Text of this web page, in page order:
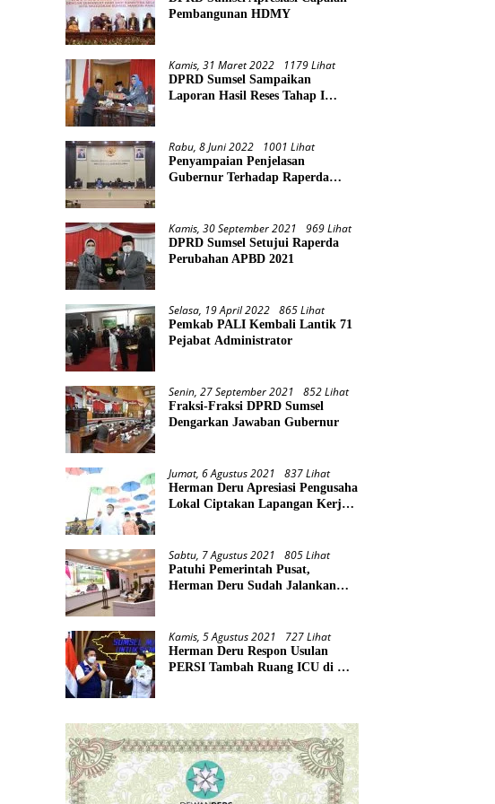
Pembangunan HDMY
Kamis, 31 Maret 2022 1179 Lihat
DPRD Sumsel Sampaikan
Laporan Hasil Reses Tahap I
Rabu, 8 Juni 2022 1001 Lihat
Penyampaian Penjelasan
Gubernur Terhadap Raperda
Kamis, 30 September 2021 969 Lihat
DPRD Sumsel Setujui Raperda
Perubahan APBD 2021
Selasa, 19 April 2022 865 Lihat
Pemkab PALI Kembali Lantik 71
Pejabat Administrator
Senin, 27 September 2021 852 Lihat
Fraksi-Fraksi DPRD Sumsel
Dengarkan Jawaban Gubernur
Jumat, 6 Agustus 2021 837 Lihat
Herman Deru Apresiasi Pengusaha
Lokal Ciptakan Lapangan Kerja
Sabtu, 7 Agustus 2021 805 Lihat
Patuhi Pemerintah Pusat,
Herman Deru Sudah Jalankan
Kamis, 5 Agustus 2021 727 Lihat
Herman Deru Respon Usulan
PERSI Tambah Ruang ICU di RS